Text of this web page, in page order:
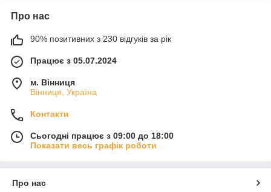
Про нас
90% позитивних з 230 відгуків за рік
Працює з 05.07.2024
м. Вінниця
Вінниця, Україна
Контакти
Сьогодні працює з 09:00 до 18:00
Показати весь графік роботи
Про нас